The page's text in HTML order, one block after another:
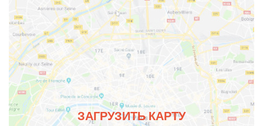
ЗАГРУЗИТЬ КАРТУ